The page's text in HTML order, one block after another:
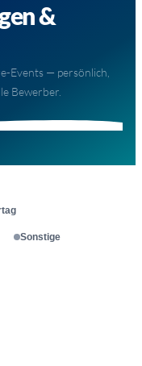
&
Events — persönlich,
Bewerber.
Sonstige